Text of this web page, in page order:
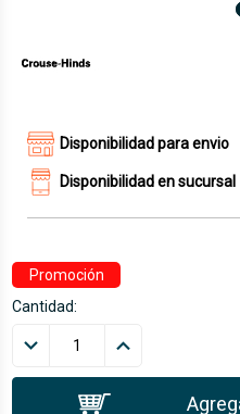
Disponibilidad para envio
Disponibilidad en sucursal
Promoción
Cantidad: